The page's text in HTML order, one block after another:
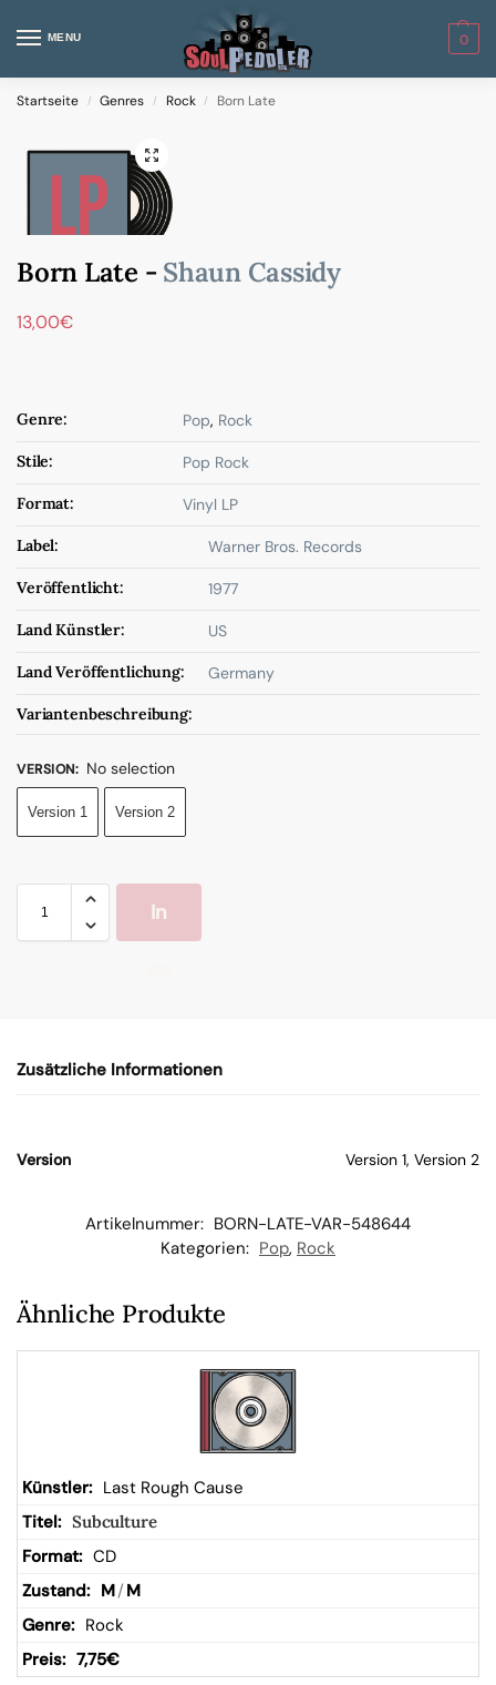
MENU 0
Startseite / Genres / Rock / Born Late
Born Late - Shaun Cassidy
13,00€
Genre: Pop, Rock
Stile: Pop Rock
Format: Vinyl LP
Label: Warner Bros. Records
Veröffentlicht: 1977
Land Künstler: US
Land Veröffentlichung: Germany
Variantenbeschreibung:
VERSION: No selection
Version 1 Version 2
In
W
kor
b
Zusätzliche Informationen
Version Version 1, Version 2
Artikelnummer: BORN-LATE-VAR-548644
Kategorien: Pop, Rock
Ähnliche Produkte
Last Rough Cause
Subculture
CD
M/ M
Rock
7,75€